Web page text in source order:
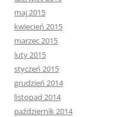
maj 2015
kwiecień 2015
marzec 2015
luty 2015
styczeń 2015
grudzień 2014
listopad 2014
październik 2014